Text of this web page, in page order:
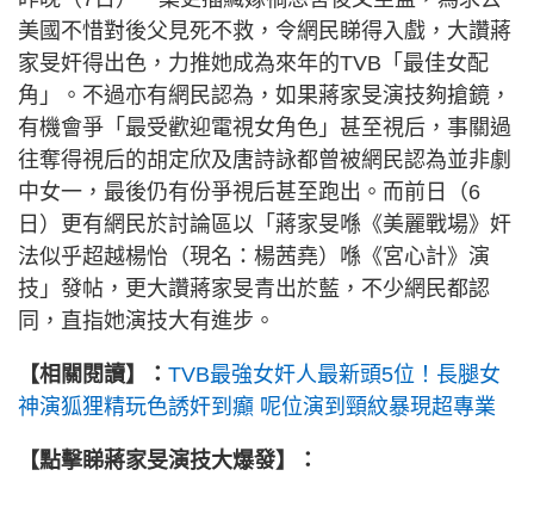
美國不惜對後父見死不救，令網民睇得入戲，大讚蔣
家旻奸得出色，力推她成為來年的TVB「最佳女配
角」。不過亦有網民認為，如果蔣家旻演技夠搶鏡，
有機會爭「最受歡迎電視女角色」甚至視后，事關過
往奪得視后的胡定欣及唐詩詠都曾被網民認為並非劇
中女一，最後仍有份爭視后甚至跑出。而前日（6
日）更有網民於討論區以「蔣家旻喺《美麗戰場》奸
法似乎超越楊怡（現名：楊茜堯）喺《宮心計》演
技」發帖，更大讚蔣家旻青出於藍，不少網民都認
同，直指她演技大有進步。
【相關閱讀】： TVB最強女奸人最新頭5位！長腿女
神演狐狸精玩色誘奸到癲 呢位演到頸紋暴現超專業
【點擊睇蔣家旻演技大爆發】：